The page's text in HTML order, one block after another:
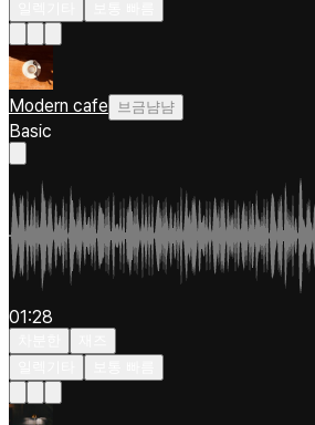
Modern cafe 브금냠냠
Basic
01:28